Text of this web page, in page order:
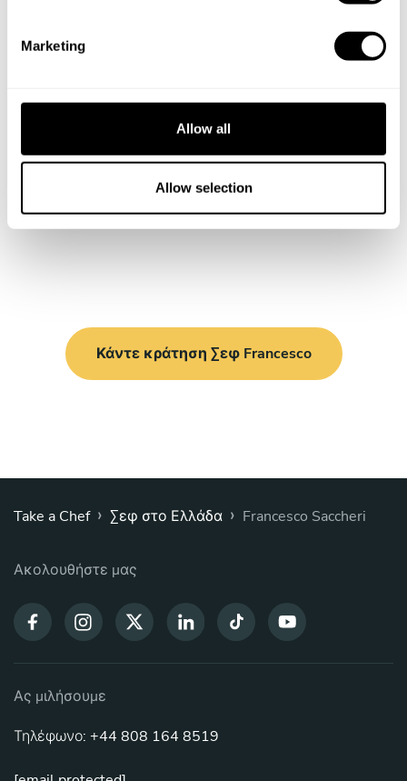
Marketing
Allow all
Allow selection
Κάντε κράτηση Σεφ Francesco
Take a Chef › Σεφ στο Ελλάδα › Francesco Saccheri
Ακολουθήστε μας
Ας μιλήσουμε
Τηλέφωνο: +44 808 164 8519